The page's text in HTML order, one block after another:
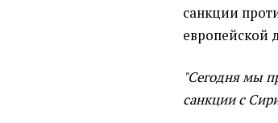
санкции
европейской
"Сегодня мы
санкции с